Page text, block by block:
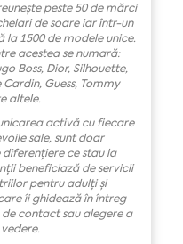
peste 50 de mărci
de soareiar într-un
la 1500 de modele unice.
acestease numară:
Boss, Dior, Silhouette,
Guess, Tommy
altele.
activăcu fiecare
sale, sunt doar
diferențiere ce stau la
ii beneficiazăde servicii
pentru adulțiși
îi ghidează înîntreg
contact sau alegere a